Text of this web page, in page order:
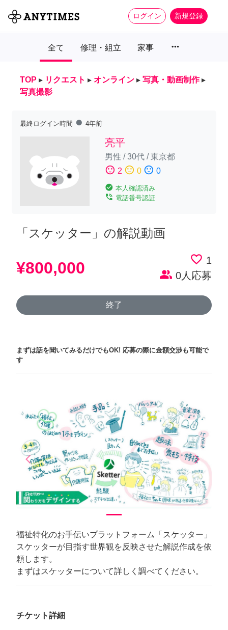
ログイン 新規登録
全て 修理・組立 家事 more_horiz
TOP ▸ リクエスト ▸ オンライン ▸ 写真・動画制作 ▸
写真撮影
最終ログイン時間 fiber_manual_record 4年前
亮平
男性 /30代/東京都
sentiment_satisfied 2 sentiment_neutral 0 sentiment_dissatisfied 0
check_circle 本人確認済み
phone_in_talk 電話番号認証
「スケッター」の解説動画
¥800,000 favorite_border 1
people_alt 0人応募
終了
まずは話を聞いてみるだけでもOK! 応募の際に金額交渉も可能で
す
arrow_back_iosPrevious arrow_forward_iosNext
福祉特化のお手伝いプラットフォーム「スケッター」
スケッターが目指す世界観を反映させた解説作成を依
頼します。
まずはスケッターについて詳しく調べてください。
チケット詳細